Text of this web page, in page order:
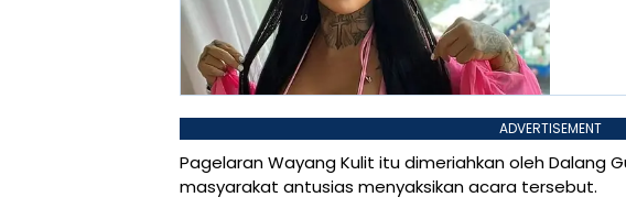
ADVERTISEMENT
Pagelaran Wayang Kulit itu dimeriahkan oleh Dalang
masyarakat antusias menyaksikan acara tersebut.